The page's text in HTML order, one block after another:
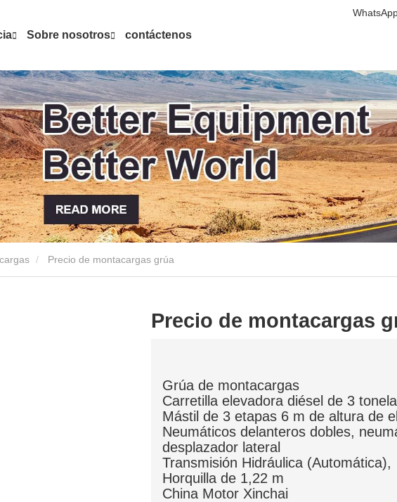
Sobre nosotros contáctenos
Precio de montacargas grúa
Precio de montacargas
Grúa de montacargas
Carretilla elevadora diésel de 3
Mástil de 3 etapas 6 m de altura de
Neumáticos delanteros dobles,
desplazador lateral
Transmisión Hidráulica (Automática),
Horquilla de 1,22 m
China Motor Xinchai